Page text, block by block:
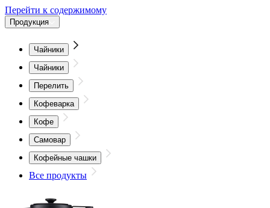
Перейти к содержимому
Продукция
Чайники
Чайники
Перелить
Кофеварка
Кофе
Самовар
Кофейные чашки
Все продукты